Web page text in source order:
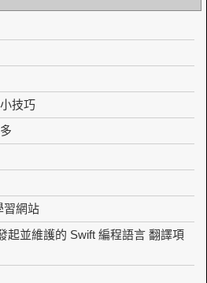
技巧
習網站
起並維護的 Swift 編程語言 翻譯項